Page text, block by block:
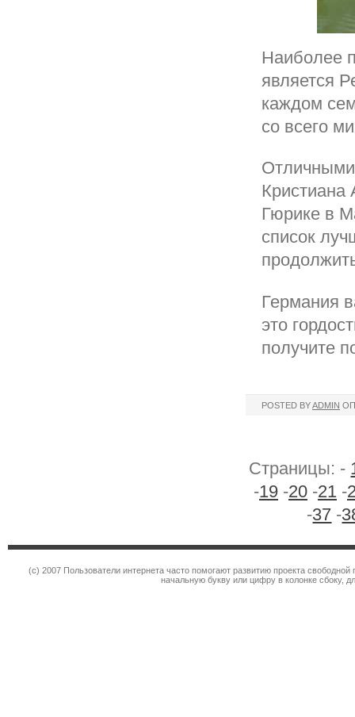
Наиболее
является
каждом
со всего
Отличными
Кристиана
Гюрике в
список
Германия
это
получите
POSTED BYADMIN
Страницы: -
-19 -20 -21 -
-37 -
(c) 2007 Пользователи интернета часто помогают развитию проекта
начальную букву или цифру в колонке сбоку,